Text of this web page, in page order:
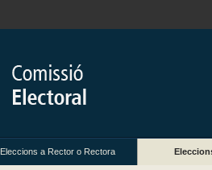
Eleccions a Rector o Rectora